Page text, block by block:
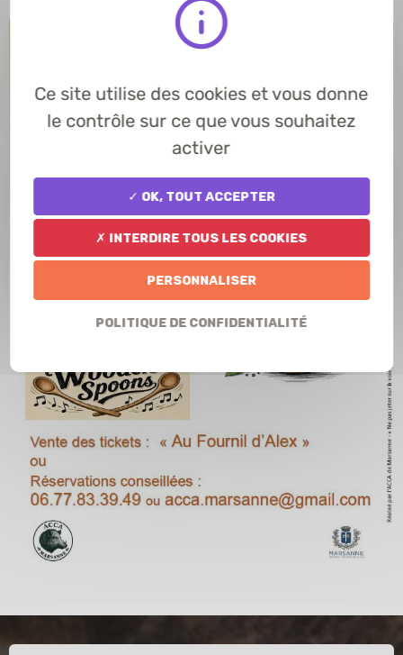
Ce site utilise des cookies et vous donne
le contrôle sur ce que vous souhaitez
activer
✓ OK, tout accepter
✗ Interdire tous les cookies
Personnaliser
Politique de confidentialité